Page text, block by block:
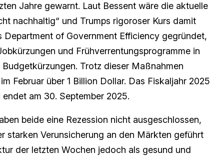
Jahre gewarnt. Laut Bessent wäre die aktuelle
nachhaltig“ und Trumps rigoroser Kurs damit
of Government Efficiency gegründet,
und Frühverrentungsprogramme in
Trotz dieser Maßnahmen
Februar über 1 Billion Dollar. Das Fiskaljahr 2025
am 30. September 2025.
beide eine Rezession nicht ausgeschlossen,
starken Verunsicherung an den Märkten geführt
der letzten Wochen jedoch als gesund und